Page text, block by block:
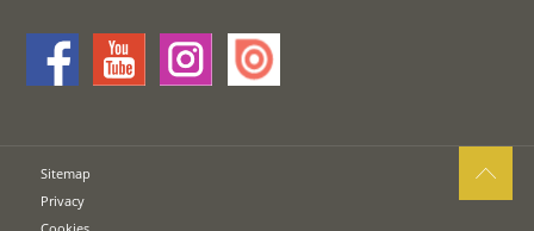
Sitemap
Privacy